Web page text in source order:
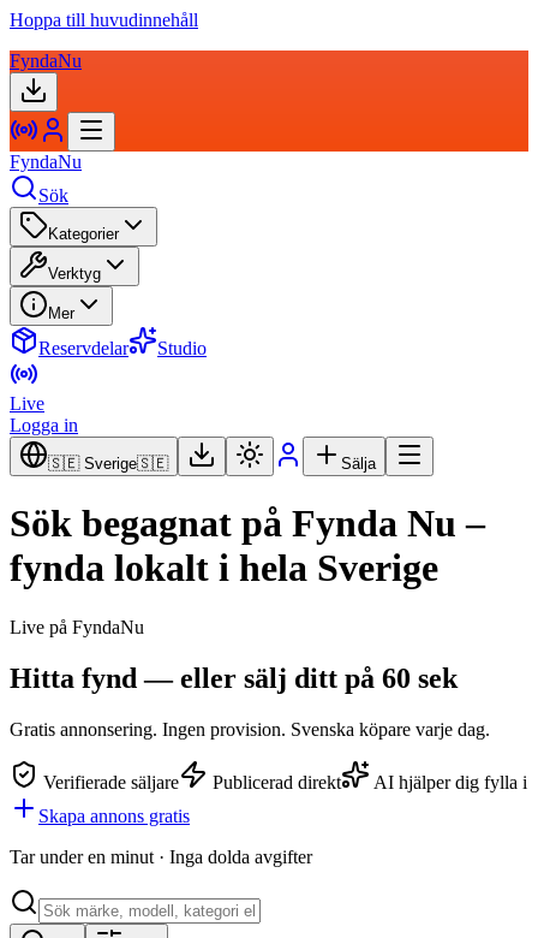
Hoppa till huvudinnehåll
FyndaNu
FyndaNu
Sök
Kategorier
Verktyg
Mer
Reservdelar Studio
Live
Logga in
🇸🇪 Sverige🇸🇪 Sälja
Sök begagnat på Fynda Nu –
fynda lokalt i hela Sverige
Live på FyndaNu
Hitta fynd — eller sälj ditt på 60 sek
Gratis annonsering. Ingen provision. Svenska köpare varje dag.
Verifierade säljare Publicerad direkt
AI hjälper dig fylla i
Skapa annons gratis
Tar under en minut · Inga dolda avgifter